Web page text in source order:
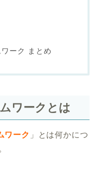
ーク まとめ
ワークとは
ワーク 」とは何かにつ